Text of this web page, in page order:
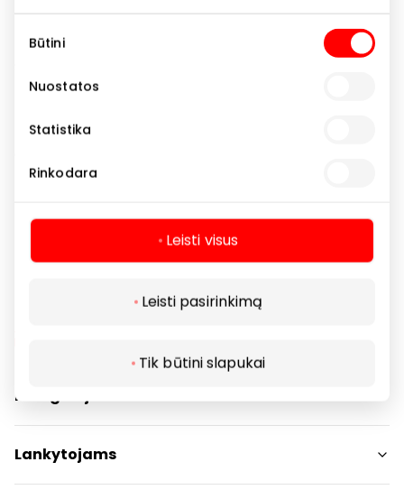
pasirinkimas
Būtini
Nuostatos
Statistika
Rinkodara
Leisti visus
Leisti pasirinkimą
Tik būtini slapukai
kiekvienam verslui ir kiekvienam žmogui.
Paštomatą rasite lauke, 1-ame parkavimo aikštelės
Navigacija
Parduotuvės
Paslaugos
Restoranai ir kavinės
Lankytojams
PC planas